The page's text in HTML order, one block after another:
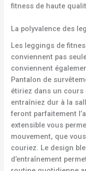
fitness de haute
La polyvalence des
Les leggings de
conviennent pas
conviennent
Pantalon de
étiriez dans un cours
entraîniez dur à la
feront parfaitement
extensible vous
mouvement, que
couriez. Le design
d’entraînement